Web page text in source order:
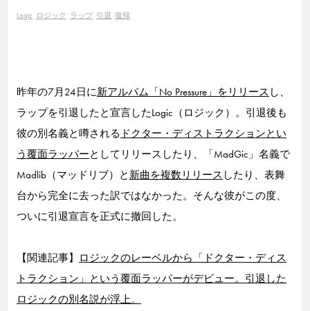
Logic ロジック ラップ 引退 復帰
昨年の7月24日に新アルバム「No Pressure」をリリース し、
ラップを引退したと宣言したLogic（ロジック）。引退後も
彼の別名義と噂される ドクター・ディストラクションとい
う覆面ラッパーとしてリリースしたり、「MadGic」名義で
Madlib（マッドリブ）と新曲を複数リリース したり、表舞
台から完全に去った訳ではなかった。そんな彼がこの度、
ついに引退宣言を正式に撤回した。
【関連記事】 ロジックのレーベルから「ドクター・ディス
トラクション」という覆面ラッパーがデビュー。引退した
ロジックの別名説が浮上。